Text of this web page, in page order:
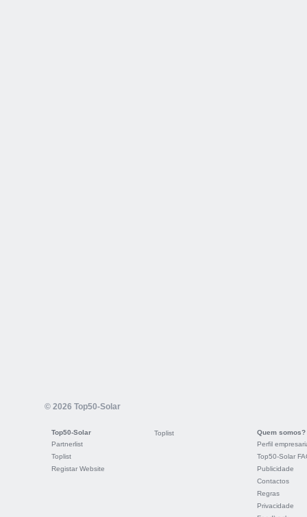
© 2026 Top50-Solar
Top50-Solar
Partnerlist
Toplist
Registar Website
Toplist
Quem somos?
Perfil
Top50-Solar
Publicidade
Contactos
Regras
Privacidade